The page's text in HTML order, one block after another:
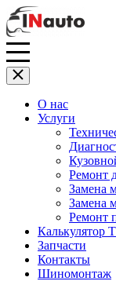
О нас
Услуги
Ремонт
Замена
Замена
Ремонт
Калькулятор
Запчасти
Контакты
Шиномонтаж